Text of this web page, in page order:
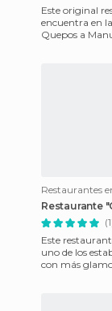
Este original
encuentra en
Quepos a
Restaurantes
Restaurante
Este
uno de los
con más